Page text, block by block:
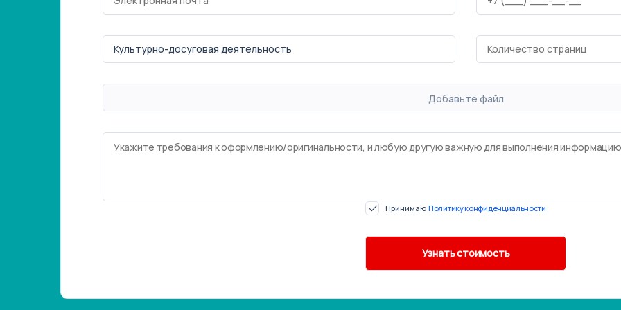
Добавьте файл
Принимаю Политику конфиденциальности